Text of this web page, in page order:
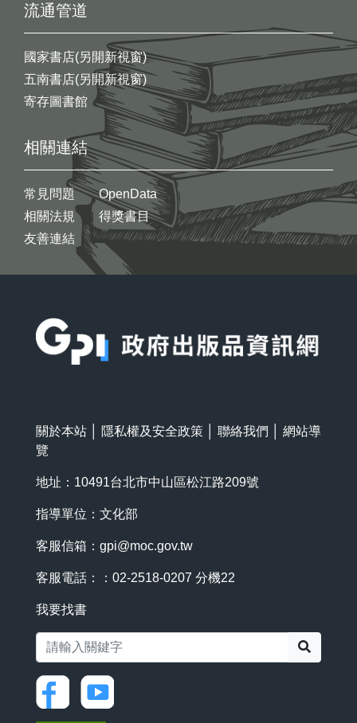
流通管道
國家書店(另開新視窗)
五南書店(另開新視窗)
寄存圖書館
相關連結
常見問題
相關法規
友善連結
OpenData
得獎書目
關於本站 隱私權及安全政策 聯絡我們
網站導
覽
地址：10491台北市中山區松江路209號
指導單位：文化部
客服信箱： gpi@moc.gov.tw
客服電話：：02-2518-0207 分機22
我要找書